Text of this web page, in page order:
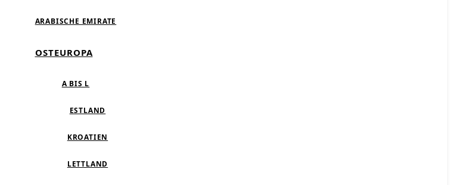
ARABISCHE EMIRATE
OSTEUROPA
A BIS L
ESTLAND
KROATIEN
LETTLAND